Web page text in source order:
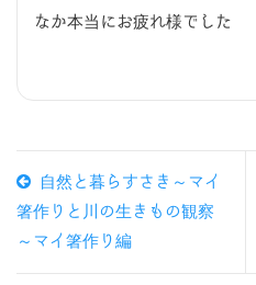
なか本当にお疲れ様でした
自然と暮らすさき～マイ
箸作りと川の生きもの観察
～マイ箸作り編